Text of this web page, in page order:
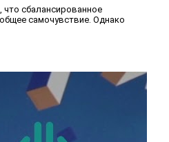
сбалансированное
самочувствие. Однако